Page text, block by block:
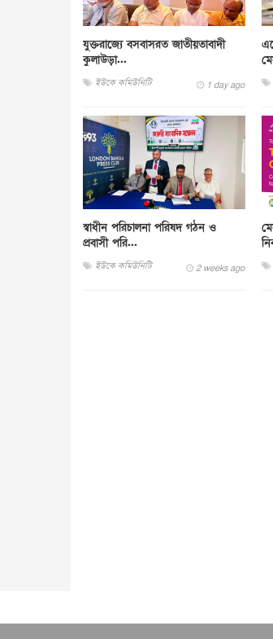
যুক্তরাজ্যে বসবাসরত জাতীয়তাবাদী
কুলাউড়া...
ইউকে কমিউনিটি 1 day ago
স্বাধীন পরিচালনা পরিষদ গঠন ও
প্রবাসী পরি...
ইউকে কমিউনিটি 2 weeks ago